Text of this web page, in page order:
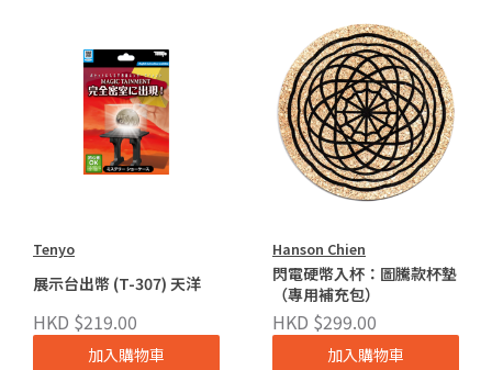
Tenyo
展示台出幣 (T-307) 天洋
HKD $219.00
加入購物車
Hanson Chien
閃電硬幣入杯：圖騰款杯墊
（專用補充包）
HKD $299.00
加入購物車